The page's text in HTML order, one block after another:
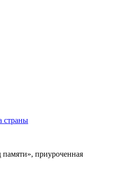
страны
приуроченная